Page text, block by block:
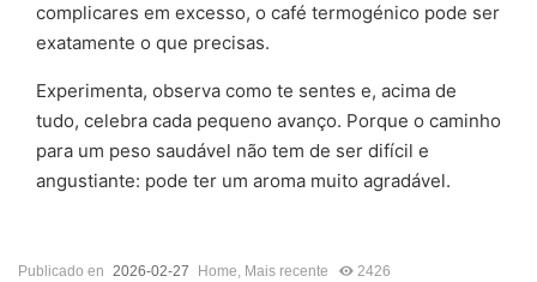
complicares em excesso, o café termogénico pode ser
exatamente o que precisas.
Experimenta, observa como te sentes e, acima de
tudo, celebra cada pequeno avanço. Porque o caminho
para um peso saudável não tem de ser difícil e
angustiante: pode ter um aroma muito agradável.
Publicado en 2026-02-27 Home, Mais recente 2426